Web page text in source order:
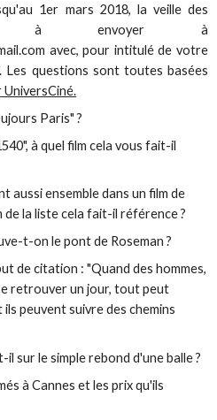
1er mars 2018, la veille des
à envoyer à
avec, pour intitulé de votre
Les questions sont toutes basées
UniversCiné.
Paris" ?
à quel film cela vous fait-il
aussi ensemble dans un film de
de la liste cela fait-il référence ?
t-on le pont de Roseman ?
de citation : "Quand des hommes,
retrouver un jour, tout peut
peuvent suivre des chemins
sur le simple rebond d'une balle ?
à Cannes et les prix qu'ils